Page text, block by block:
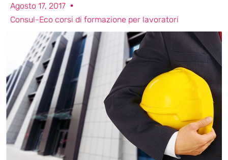
Agosto 17, 2017
Consul-Eco corsi di formazione per lavoratori